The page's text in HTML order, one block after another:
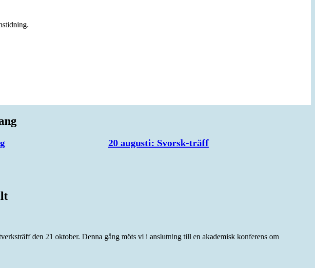
20 augusti: Svorsk-träff
den 21 oktober. Denna gång möts vi i anslutning till en akademisk konferens om